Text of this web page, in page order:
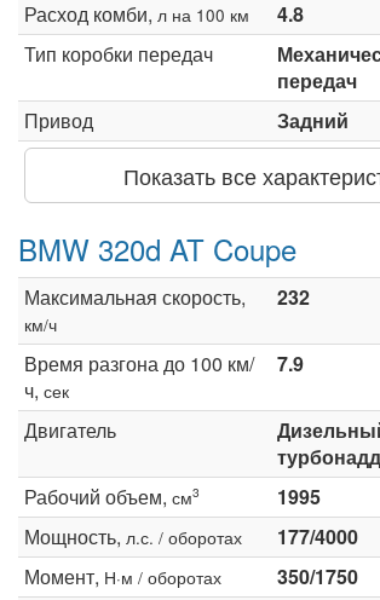
Расход комби, л на 100 км
4.8
Тип коробки передач
передач
Привод
Задний
Показать все
BMW 320d AT Coupe
Максимальная скорость,
км/ч
232
Время разгона до 100 км/
ч, сек
7.9
Двигатель
Рабочий объем, см3
1995
Мощность, л.с. / оборотах
177/4000
Момент, Н·м / оборотах
350/1750